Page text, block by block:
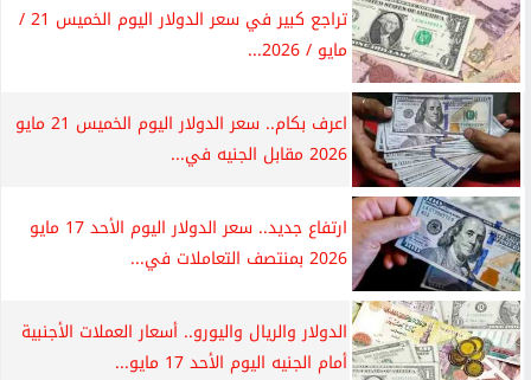
تراجع كبير في سعر الدولار اليوم الخميس 21 /
مايو / 2026...
اعرف بكام.. سعر الدولار اليوم الخميس 21 مايو
2026 مقابل الجنيه في...
ارتفاع جديد.. سعر الدولار اليوم الأحد 17 مايو
2026 بمنتصف التعاملات في...
الدولار والريال واليورو.. أسعار العملات الأجنبية
أمام الجنيه اليوم الأحد 17 مايو...